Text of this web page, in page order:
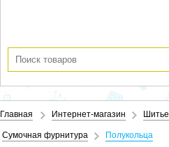
Главная Интернет-магазин Шитье
Сумочная фурнитура Полукольца